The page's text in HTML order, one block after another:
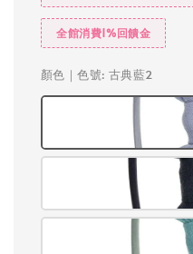
全館消費1%回饋金
顏色｜色號: 古典藍2